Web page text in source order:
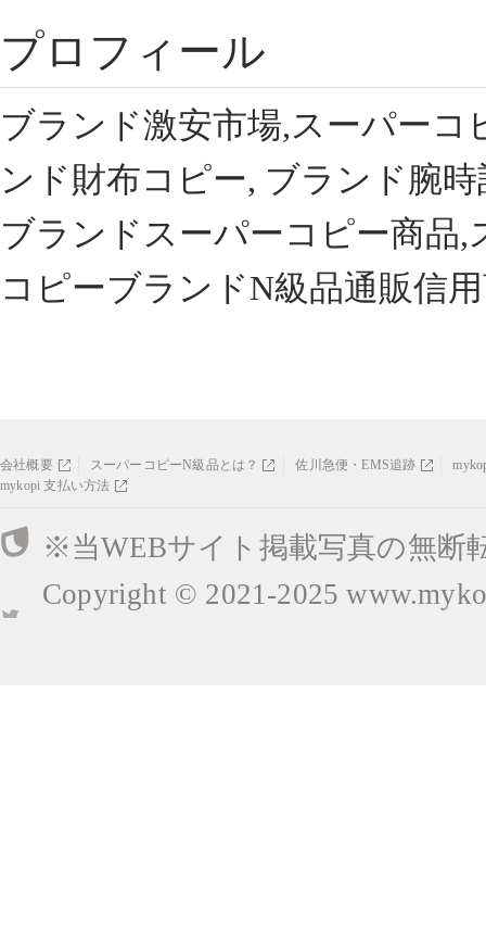
プロフィール
ブランド激安市場,スーパー
ンド財布コピー, ブランド腕
ブランドスーパーコピー商品
コピーブランドN級品通販信
会社概要 スーパーコピーN級品とは？ 佐川急便・EMS追跡
mykopi 支払い方法
※当WEBサイト掲載写真の無断
Copyright © 2021-2025